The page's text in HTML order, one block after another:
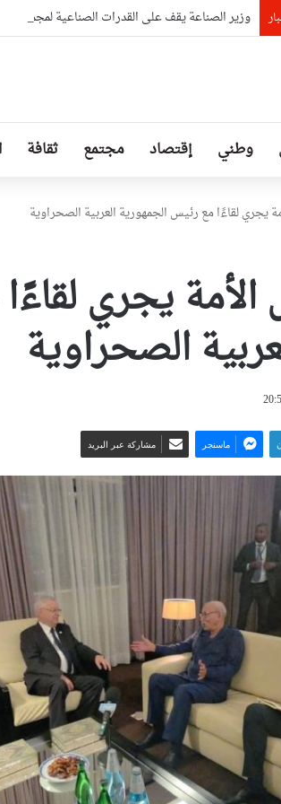
وزير الصناعة يقف على القدرات الصناعية لمجمع
وطني إقتصاد مجتمع ثقافة
لقاءًا مع رئيس الجمهورية العربية الصحراوية
يجري
الصحراوية
ماسنجر مشاركة عبر البريد